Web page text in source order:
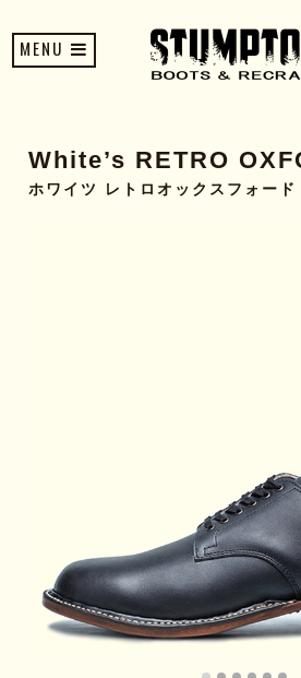
MENU
White’s RETRO
ホワイツ レトロオックスフォー